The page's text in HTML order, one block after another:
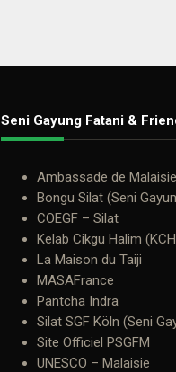
Seni Gayung Fatani &
Ambassade de
Bongu Silat (Seni
COEGF – Silat
Kelab Cikgu Halim
La Maison du Taiji
MASAFrance
Pantcha Indra
Silat SGF Köln (Seni
Site Officiel PSGFM
UNESCO – Malaisie